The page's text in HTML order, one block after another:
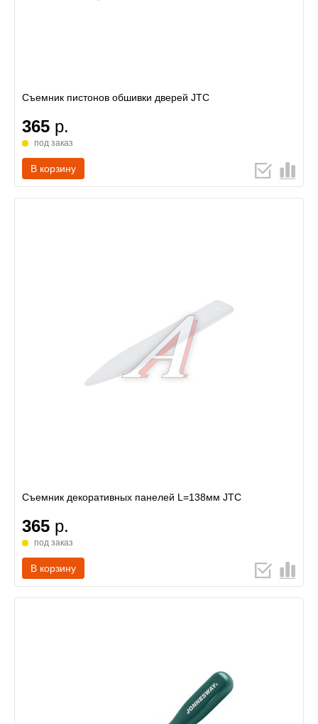
Съемник пистонов обшивки дверей JTC
365 р.
под заказ
В корзину
Съемник декоративных панелей L=138мм JTC
365 р.
под заказ
В корзину